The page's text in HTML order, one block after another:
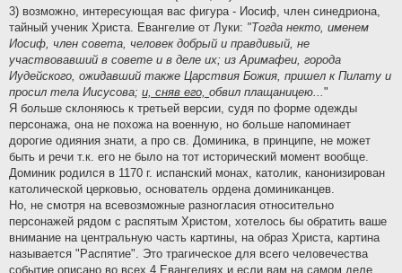
3) возможно, интересующая вас фигура - Иосиф, член синедриона,
тайный ученик Христа. Евангелие от Луки: "Тогда некто, именем
Иосиф, член совета, человек добрый и правдивый, не
участвовавший в совете и в деле их; из Аримафеи, города
Иудейского, ожидавший также Царствия Божия, пришел к Пилату и
просил тела Иисусова; и, сняв его, обвил плащаницею..."
Я больше склоняюсь к третьей версии, судя по форме одежды
персонажа, она не похожа на военную, но больше напоминает
дорогие одияния знати, а про св. Доминика, в принципе, не может
быть и речи т.к. его не было на тот исторический момент вообще.
Доминик родился в 1170 г. испанский монах, католик, канонизирован
католической церковью, основатель ордена доминиканцев.
Но, не смотря на всевозможные разногласия относительно
персонажей рядом с распятым Христом, хотелось бы обратить ваше
внимание на центральную часть картины, на образ Христа, картина
называется "Распятие". Это трагическое для всего человечества
событие описано во всех 4 Евангелиях и если вам на самом деле